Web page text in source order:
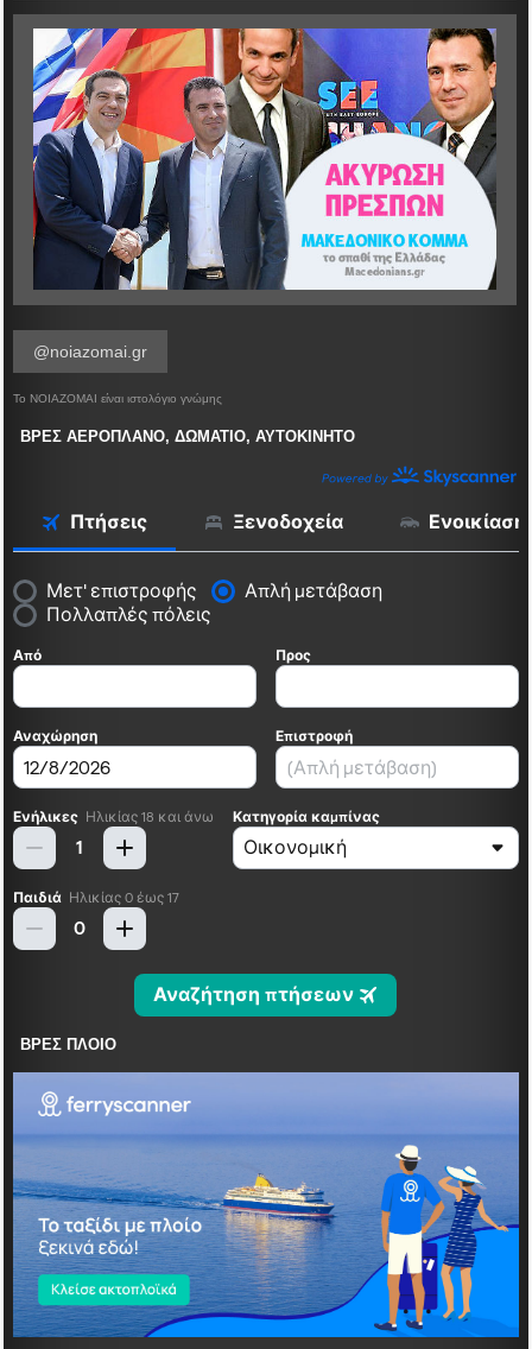
@noiazomai.gr
Το ΝΟΙΑΖΟΜΑΙ είναι ιστολόγιο γνώμης
ΒΡΕΣ ΑΕΡΟΠΛΑΝΟ, ΔΩΜΑΤΙΟ, ΑΥΤΟΚΙΝΗΤΟ
ΒΡΕΣ ΠΛΟΙΟ